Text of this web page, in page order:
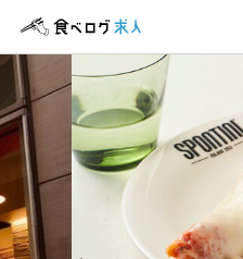
ログイン・
食べログ求人TOP
求人検索